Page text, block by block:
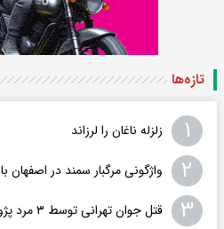
تازه‌ها
۱ زلزله ناغان را لرزاند
۲ واژگونی مرگبار سمند در اصفهان با ۴ کشته
۳ قتل جوان تهرانی توسط ۳ مرد پژوسوار